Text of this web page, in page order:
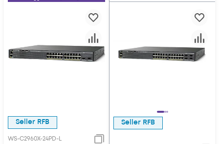
Seller RFB
WS-C2960X-24PD-L
Seller RFB